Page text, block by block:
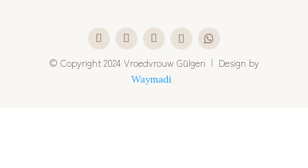
© Copyright 2024 Vroedvrouw Gülgen | Design by
Waymadi